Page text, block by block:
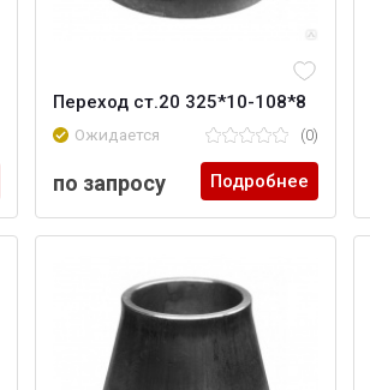
Переход ст.20 325*10-108*8
Ожидается (0)
по запросу Подробнее